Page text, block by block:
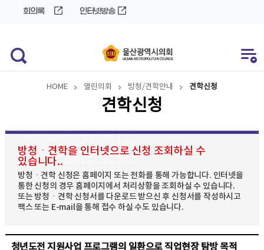
회의록 인터넷방송
HOME 열린의회 방청/견학안내 견학신청
견학신청
방청ㆍ견학을 인터넷으로 신청 조회하실 수
있습니다..
방청ㆍ견학 신청은 홈페이지 또는 전화를 통해 가능합니다. 인터넷을
통한 신청의 경우 홈페이지에서 처리상황을 조회하실 수 있습니다.
또는 방청ㆍ견학 신청서를 다운로드 받으신 후 신청서를 작성하시고
팩스 또는 E-mail을 통해 접수 하실 수도 있습니다.
청년도전 지원사업 프로그램의 일환으로 직업현장 탐방 목적